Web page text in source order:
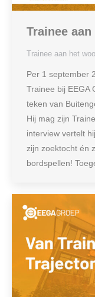
Trainee
Trainee aan het
Per 1 september
Trainee bij EEGA
teken van
Hij mag zijn
interview vertelt
zijn zoektocht én
bordspellen!